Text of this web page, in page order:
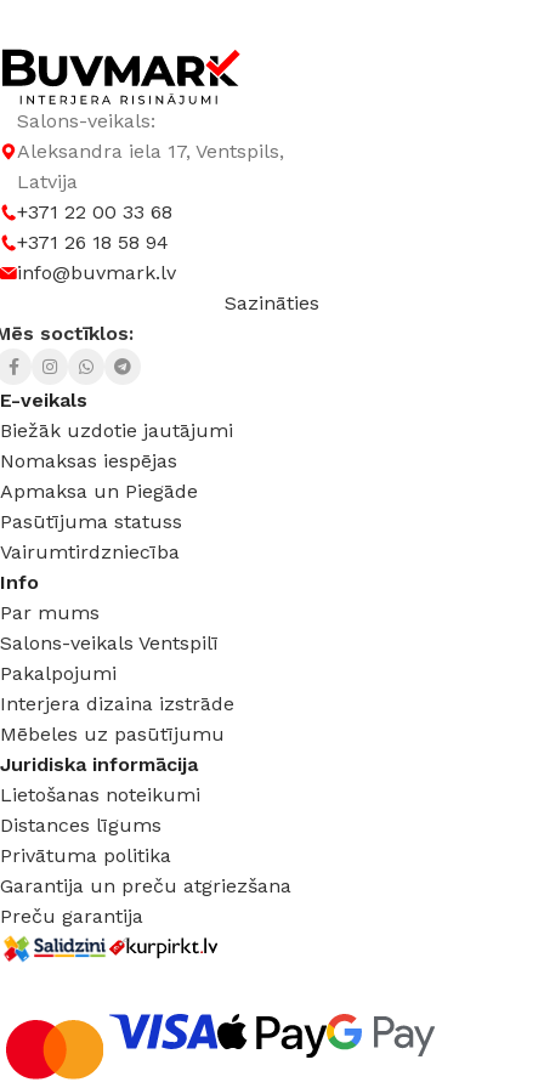
Salons-veikals:
Aleksandra iela 17, Ventspils,
Latvija
+371 22 00 33 68
+371 26 18 58 94
info@buvmark.lv
Sazināties
soctīklos:
E-veikals
Biežāk uzdotie jautājumi
Nomaksas iespējas
Apmaksa un Piegāde
Pasūtījuma statuss
Vairumtirdzniecība
Info
Par mums
Salons-veikals Ventspilī
Pakalpojumi
Interjera dizaina izstrāde
Mēbeles uz pasūtījumu
Juridiska informācija
Lietošanas noteikumi
Distances līgums
Privātuma politika
Garantija un preču atgriezšana
Preču garantija